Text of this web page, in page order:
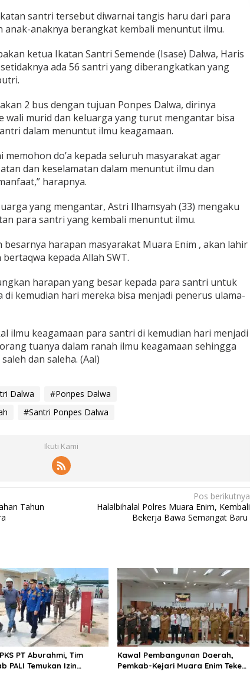
santri tersebut diwarnai tangis haru dari para
anak-anaknya berangkat kembali menuntut ilmu.
ketua Ikatan Santri Semende (Isase) Dalwa, Haris
ada 56 santri yang diberangkatkan yang
2 bus dengan tujuan Ponpes Dalwa, dirinya
wali murid dan keluarga yang turut mengantar bisa
dalam menuntut ilmu keagamaan.
memohon do’a kepada seluruh masyarakat agar
dan keselamatan dalam menuntut ilmu dan
harapnya.
yang mengantar, Astri Ilhamsyah (33) mengaku
para santri yang kembali menuntut ilmu.
besarnya harapan masyarakat Muara Enim , akan lahir
kepada Allah SWT.
harapan yang besar kepada para santri untuk
di kemudian hari mereka bisa menjadi penerus ulama-
ilmu keagamaan para santri di kemudian hari menjadi
tuanya dalam ranah ilmu keagamaan sehingga
dan saleha. (Aal)
Dalwa
#Ponpes Dalwa
#Santri Ponpes Dalwa
Ikuti Kami
Tahun
Pos berikutnya
Halalbihalal Polres Muara Enim, Kembali
Bekerja Bawa Semangat Baru
PT Aburahmi, Tim
PALI Temukan Izin
Kawal Pembangunan Daerah,
Pemkab-Kejari Muara Enim Teken